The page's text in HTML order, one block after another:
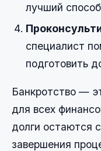
лучший
специалист
подготовить
Банкротство —
для всех
долги остаются
завершения